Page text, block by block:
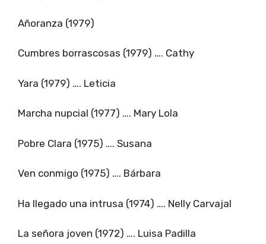
Añoranza (1979)
Cumbres borrascosas (1979) …. Cathy
Yara (1979) …. Leticia
Marcha nupcial (1977) …. Mary Lola
Pobre Clara (1975) …. Susana
Ven conmigo (1975) …. Bárbara
Ha llegado una intrusa (1974) …. Nelly Carvajal
La señora joven (1972) …. Luisa Padilla